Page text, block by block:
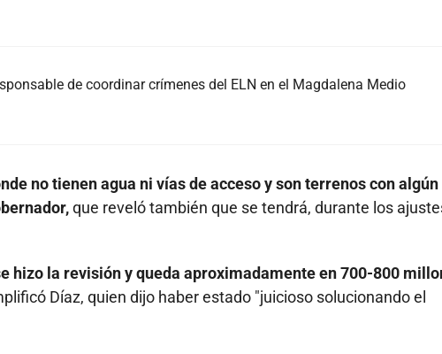
de coordinar crímenes del ELN en el Magdalena Medio
no tienen agua ni vías de acceso y son terrenos con algún
que reveló también que se tendrá, durante los
hizo la revisión y queda aproximadamente en 700-800
Díaz, quien dijo haber estado "juicioso solucionando el